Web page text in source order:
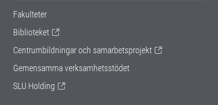
Fakulteter
Biblioteket
Centrumbildningar och samarbetsprojekt
Gemensamma verksamhetsstödet
SLU Holding